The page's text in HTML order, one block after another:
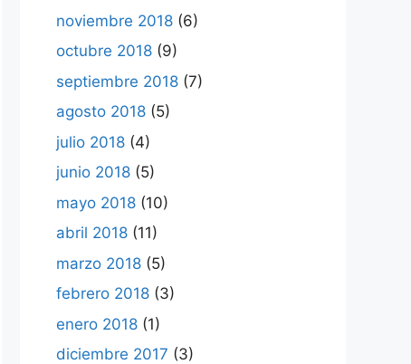
noviembre 2018 (6)
octubre 2018 (9)
septiembre 2018 (7)
agosto 2018 (5)
julio 2018 (4)
junio 2018 (5)
mayo 2018 (10)
abril 2018 (11)
marzo 2018 (5)
febrero 2018 (3)
enero 2018 (1)
diciembre 2017 (3)